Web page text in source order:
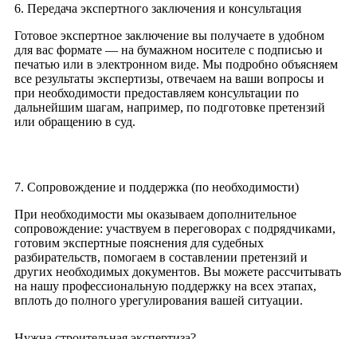
6. Передача экспертного заключения и консультация
Готовое экспертное заключение вы получаете в удобном
для вас формате — на бумажном носителе с подписью и
печатью или в электронном виде. Мы подробно объясняем
все результаты экспертизы, отвечаем на ваши вопросы и
при необходимости предоставляем консультации по
дальнейшим шагам, например, по подготовке претензий
или обращению в суд.
7. Сопровождение и поддержка (по необходимости)
При необходимости мы оказываем дополнительное
сопровождение: участвуем в переговорах с подрядчиками,
готовим экспертные пояснения для судебных
разбирательств, помогаем в составлении претензий и
других необходимых документов. Вы можете рассчитывать
на нашу профессиональную поддержку на всех этапах,
вплоть до полного урегулирования вашей ситуации.